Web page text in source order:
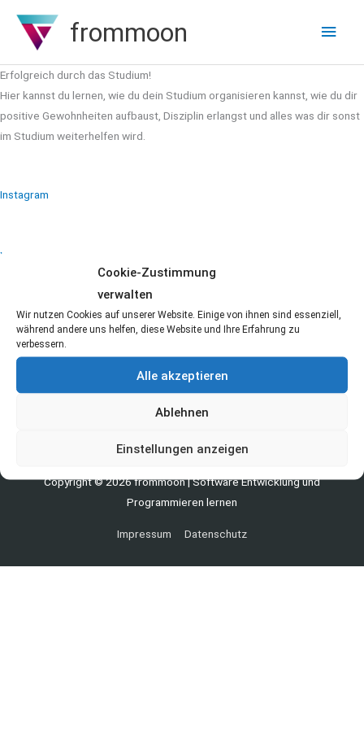
Cookie-Zustimmung
verwalten
Wir nutzen Cookies auf unserer Website. Einige von ihnen sind essenziell,
während andere uns helfen, diese Website und Ihre Erfahrung zu
verbessern.
Alle akzeptieren
Ablehnen
Einstellungen anzeigen
Inhalt
springen
frommoon
Erfolgreich durch das Studium!
Hier kannst du lernen, wie du dein Studium organisieren kannst, wie du dir
positive Gewohnheiten aufbaust, Disziplin erlangst und alles was dir sonst
im Studium weiterhelfen wird.
Instagram
Youtube
Strategisches Denken
Du möchtest die Uni schmeißen? Dann les dir vorher diesen Beitrag durch!
lesen
Copyright © 2026frommoon| Software Entwicklung und
Programmieren lernen
Impressum Datenschutz